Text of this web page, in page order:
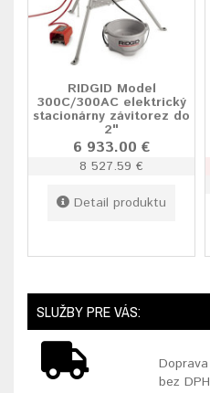
RIDGID Model
300C/300AC elektrický
stacionárny závitorez do
2"
6 933.00 €
8 527.59 €
Detail produktu
SLUŽBY PRE VÁS:
Doprava
bez DPH